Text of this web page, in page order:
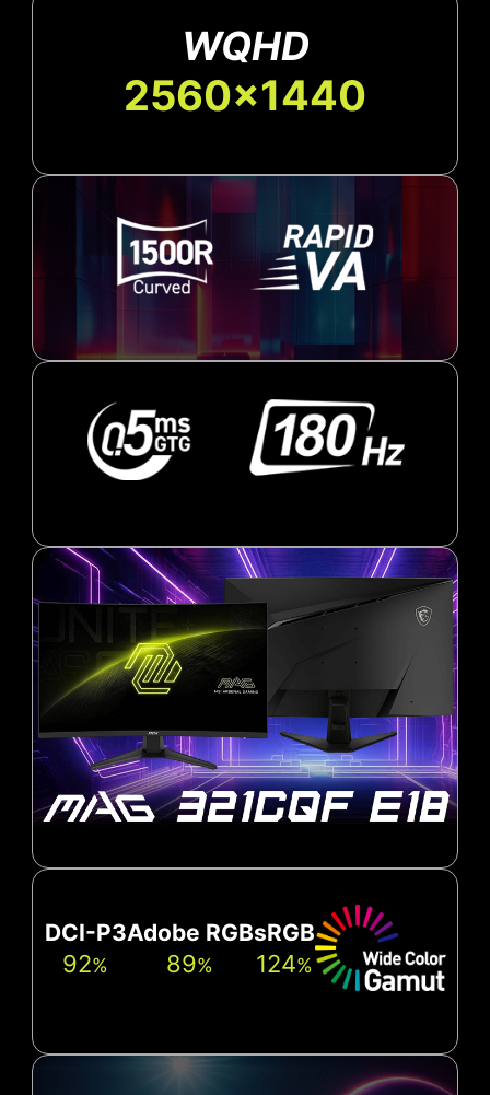
WQHD
2560x1440
DCI-P3
92%
Adobe RGB
89%
sRGB
124%